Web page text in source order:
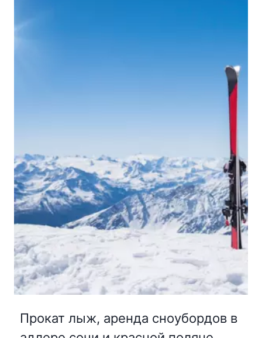
Прокат лыж, аренда сноубордов в